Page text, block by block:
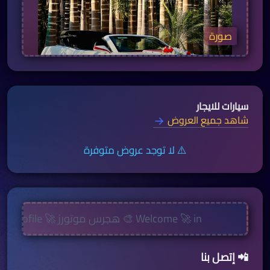
صورة
سيارات للايجار
شاهد جميع العروض
⚠️ لا توجد عروض متوفرة
Welcome 🚀 in 🎨 هجرس موتورز 🚀 Profile🎨
📲 إتصل بنا